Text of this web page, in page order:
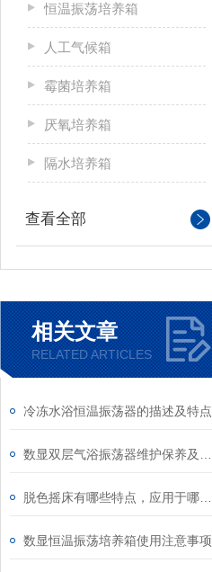
恒温振荡培养箱
人工气候箱
霉菌培养箱
厌氧培养箱
隔水培养箱
查看全部
相关文章
RELATED ARTICLES
冷冻水浴恒温振荡器的描述及特点
数显恒温振荡培养箱使用注意事项